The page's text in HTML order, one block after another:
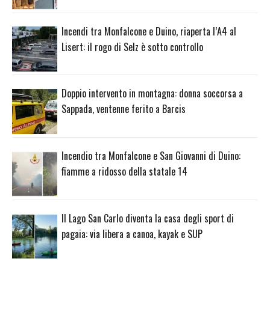
Incendi tra Monfalcone e Duino, riaperta l’A4 al
Lisert: il rogo di Selz è sotto controllo
Doppio intervento in montagna: donna soccorsa a
Sappada, ventenne ferito a Barcis
Incendio tra Monfalcone e San Giovanni di Duino:
fiamme a ridosso della statale 14
Il Lago San Carlo diventa la casa degli sport di
pagaia: via libera a canoa, kayak e SUP